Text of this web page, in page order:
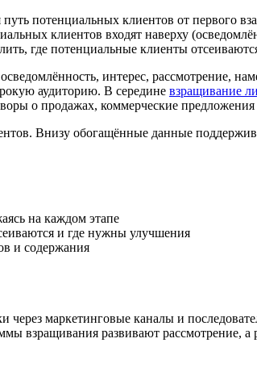
потенциальных клиентов от первого
клиентов входят наверху
где потенциальные клиенты
интерес, рассмотрение,
аудиторию. В середине взращивание
о продажах, коммерческие предложения
Внизу обогащённые данные
на каждом этапе
и где нужны улучшения
и содержания
маркетинговые каналы и
взращивания развивают рассмотрение,